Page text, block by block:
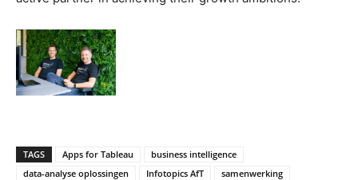
TAGS Apps for Tableau
business intelligence
data-analyse oplossingen
Infotopics AfT
samenwerking